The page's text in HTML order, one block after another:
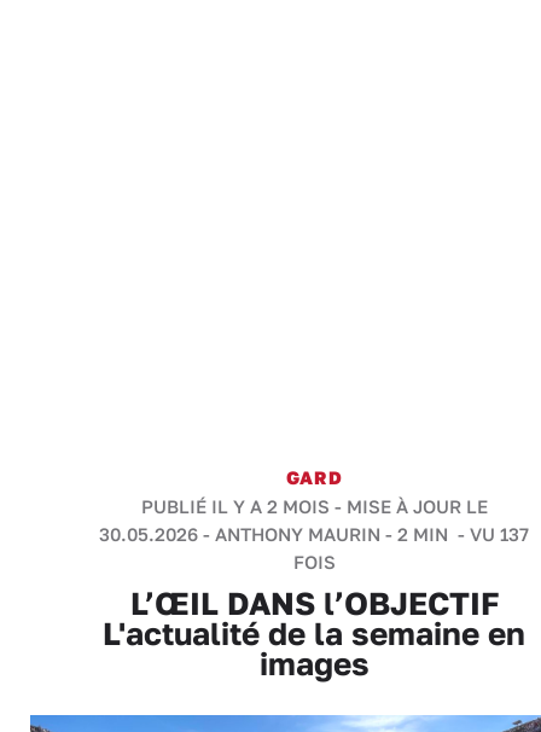
GARD
PUBLIÉ IL Y A 2 MOIS - MISE À JOUR LE
30.05.2026 - ANTHONY MAURIN - 2 MIN - VU 137
FOIS
L’ŒIL DANS l’OBJECTIF
L'actualité de la semaine en
images